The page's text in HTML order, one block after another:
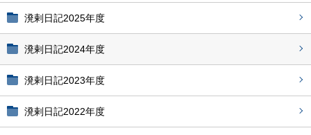
溌剌日記2025年度
溌剌日記2024年度
溌剌日記2023年度
溌剌日記2022年度